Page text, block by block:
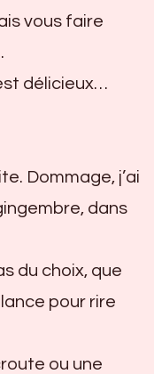
vous faire
délicieux…
Dommage, j’ai
dans
du choix, que
pour rire
ou une